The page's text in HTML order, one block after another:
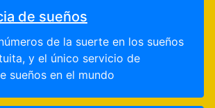
de sueños
de la suerte en los sueños
y el único servicio de
sueños en el mundo